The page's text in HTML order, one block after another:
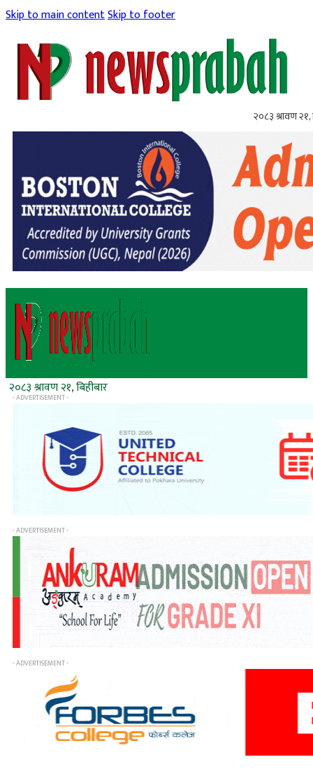
Skip to main contentSkip to footer
२०८३ श्रावण २१,
२०८३ श्रावण २१, बिहीबार
- ADVERTISEMENT -
- ADVERTISEMENT -
- ADVERTISEMENT -